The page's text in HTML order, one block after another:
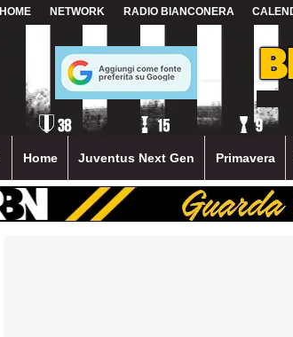
HOME NETWORK RADIO BIANCONERA
Home Juventus Next Gen Primavera